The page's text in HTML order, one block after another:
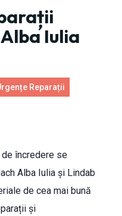
Iulia
Reparații
încredere se
Alba Iulia și Lindab
de cea mai bună
și